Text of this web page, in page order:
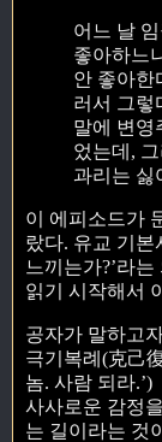
어느 날
좋아하느
안 좋아한
러서 그렇
말에 변영
었는데,
과리는 싫
이 에피소드가
랐다. 유교 기본
느끼는가?’라
읽기 시작해서
공자가 말하고
극기복례(克己
놈. 사람 되라.’)
사사로운 감정
는 길이라는 것